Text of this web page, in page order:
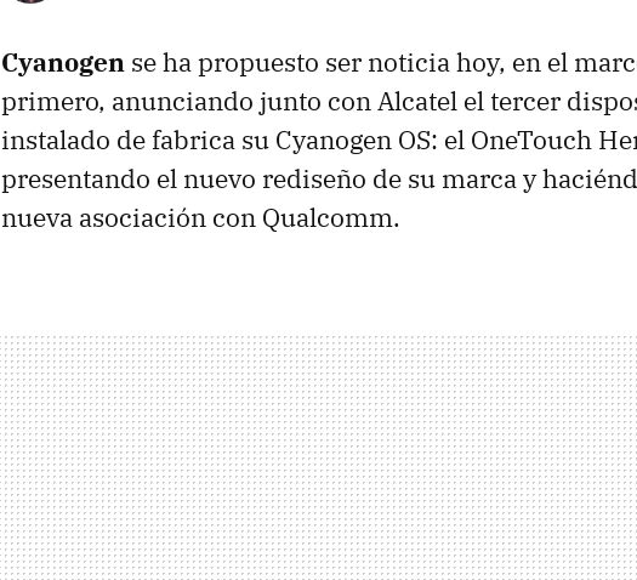
Cyanogen se ha propuesto ser noticia hoy, en el
primero, anunciando junto con Alcatel el tercer
instalado de fabrica su Cyanogen OS: el OneTouch
presentando el nuevo rediseño de su marca y
nueva asociación con Qualcomm.